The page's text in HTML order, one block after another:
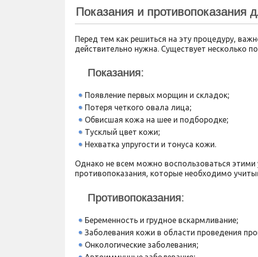
Показания и
Перед тем как решиться на эту процедуру,
действительно нужна. Существует несколько
Показания:
Появление первых морщин и складок;
Потеря четкого овала лица;
Обвисшая кожа на шее и подбородке;
Тусклый цвет кожи;
Нехватка упругости и тонуса кожи.
Однако не всем можно воспользоваться этими
противопоказания, которые необходимо
Противопоказания:
Беременность и грудное вскармливание;
Заболевания кожи в области проведения
Онкологические заболевания;